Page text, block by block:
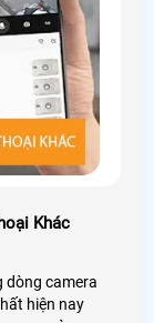
Khác
dòng camera
hiện nay